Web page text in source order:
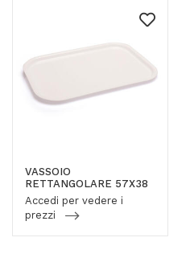
VASSOIO
RETTANGOLARE 57X38
Accedi per vedere i
prezzi